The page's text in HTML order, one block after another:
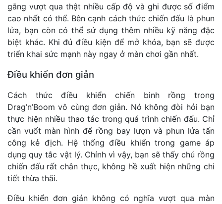
gắng vượt qua thật nhiều cấp độ và ghi được số điểm
cao nhất có thể. Bên cạnh cách thức chiến đấu là phun
lửa, bạn còn có thể sử dụng thêm nhiều kỹ năng đặc
biệt khác. Khi đủ điều kiện để mở khóa, bạn sẽ được
triển khai sức mạnh này ngay ở màn chơi gần nhất.
Điều khiển đơn giản
Cách thức điều khiển chiến binh rồng trong
Drag’n’Boom vô cùng đơn giản. Nó không đòi hỏi bạn
thực hiện nhiều thao tác trong quá trình chiến đấu. Chỉ
cần vuốt màn hình để rồng bay lượn và phun lửa tấn
công kẻ địch. Hệ thống điều khiển trong game áp
dụng quy tắc vật lý. Chính vì vậy, bạn sẽ thấy chú rồng
chiến đấu rất chân thực, không hề xuất hiện những chi
tiết thừa thãi.
Điều khiển đơn giản không có nghĩa vượt qua màn